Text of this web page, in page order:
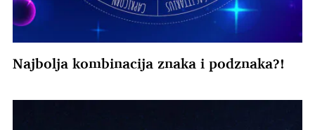
Najbolja kombinacija znaka i podznaka?!